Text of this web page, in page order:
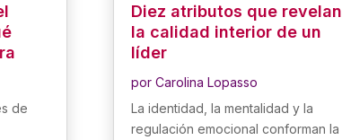
de
Diez atributos que revelan
la calidad interior de un
líder
porCarolina Lopasso
La identidad, la mentalidad y la
regulación emocional conforman la